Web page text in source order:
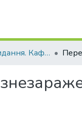
Друковані видання. Кафедра харчових технологій